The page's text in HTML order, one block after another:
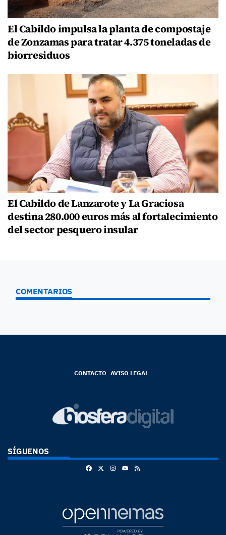
El Cabildo impulsa la planta de compostaje
de Zonzamas para tratar 4.375 toneladas de
biorresiduos
El Cabildo de Lanzarote y La Graciosa
destina 280.000 euros más al fortalecimiento
del sector pesquero insular
COMENTARIOS
CONTACTO AVISO LEGAL
SÍGUENOS
FacebookInstagram